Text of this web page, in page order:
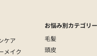
ケア
メイク
お悩み別カテゴリー
毛髪
頭皮